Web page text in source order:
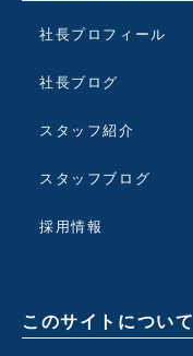
社長プロフィール
社長ブログ
スタッフ紹介
スタッフブログ
採用情報
このサイトについて